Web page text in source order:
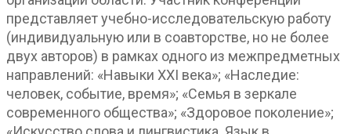
представляет учебно-исследовательскую работу
(индивидуальную или в соавторстве, но не более
двух авторов) в рамках одного из межпредметных
направлений: «Навыки XXI века»; «Наследие:
человек, событие, время»; «Семья в зеркале
современного общества»; «Здоровое поколение»;